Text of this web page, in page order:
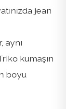
jean
kumaşın
boyu